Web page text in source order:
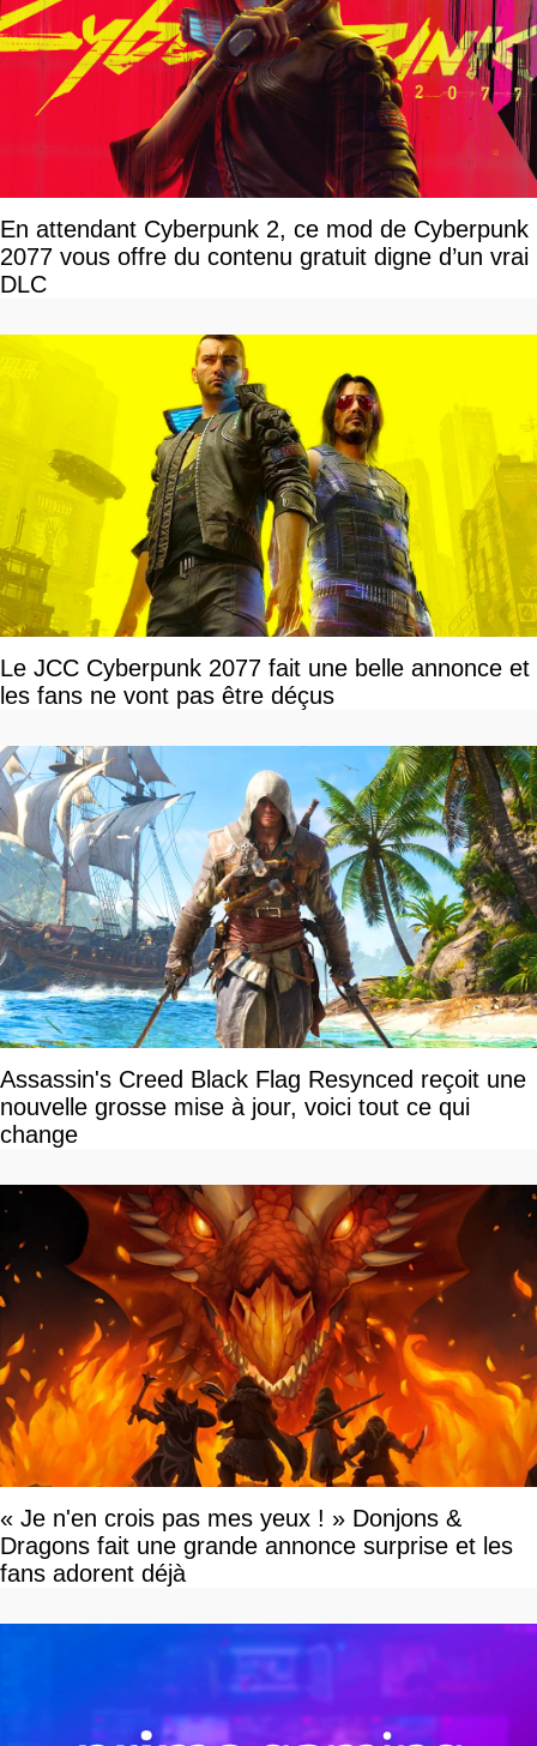
En attendant Cyberpunk 2, ce mod de Cyberpunk
2077 vous offre du contenu gratuit digne d’un vrai
DLC
Le JCC Cyberpunk 2077 fait une belle annonce et
les fans ne vont pas être déçus
Assassin's Creed Black Flag Resynced reçoit une
nouvelle grosse mise à jour, voici tout ce qui
change
« Je n'en crois pas mes yeux ! » Donjons &
Dragons fait une grande annonce surprise et les
fans adorent déjà